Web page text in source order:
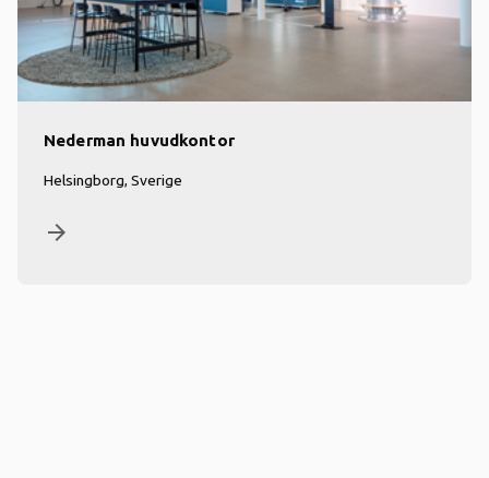
Nederman huvudkontor
Helsingborg, Sverige
arrow_forward